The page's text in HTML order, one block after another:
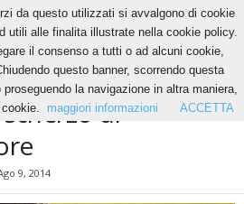
di pessimo…odore
di
9, 2014
da questo utilizzati si avvalgono di cookie
utili alle finalita illustrate nella cookie policy.
il consenso a tutti o ad alcuni cookie,
questo banner, scorrendo questa
la navigazione in altra maniera,
maggiori informazioni ACCETTA